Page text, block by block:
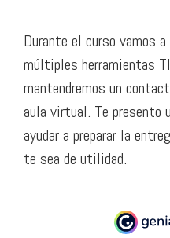
Durante el curso vamos
múltiples herramientas
mantendremos un
aula virtual. Te presento
ayudar a preparar la
te sea de utilidad.